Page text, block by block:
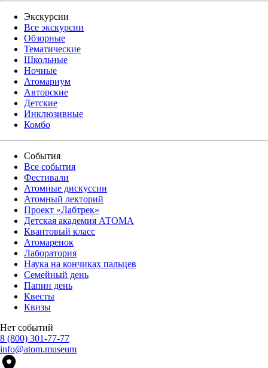
Экскурсии
Все экскурсии
Обзорные
Тематические
Школьные
Ночные
Атомариум
Авторские
Детские
Инклюзивные
Комбо
События
Все события
Фестивали
Атомные дискуссии
Атомный лекторий
Проект «Лабтрек»
Детская академия АТОМА
Квантовый класс
Атомаренок
Лаборатория
Наука на кончиках пальцев
Семейный день
Папин день
Квесты
Квизы
Нет событий
8 (800) 301-77-77
info@atom.museum